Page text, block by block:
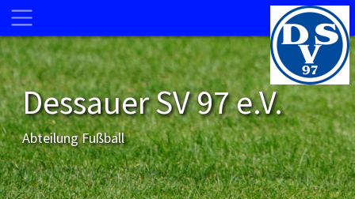
Dessauer SV 97 e.V.
Abteilung Fußball